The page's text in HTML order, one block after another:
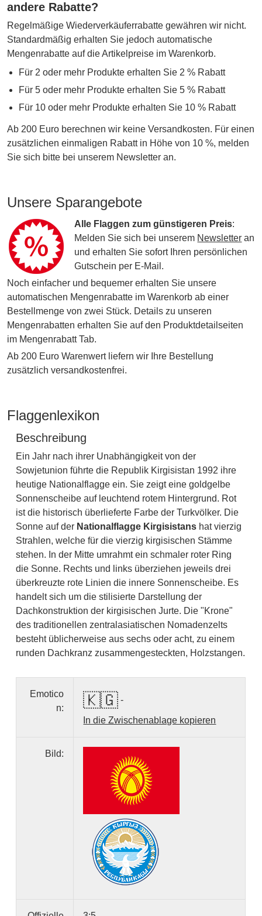
andere Rabatte?
Regelmäßige Wiederverkäuferrabatte gewähren wir nicht.
Standardmäßig erhalten Sie jedoch automatische
Mengenrabatte auf die Artikelpreise im Warenkorb.
Für 2 oder mehr Produkte erhalten Sie 2 % Rabatt
Für 5 oder mehr Produkte erhalten Sie 5 % Rabatt
Für 10 oder mehr Produkte erhalten Sie 10 % Rabatt
Ab 200 Euro berechnen wir keine Versandkosten. Für einen
zusätzlichen einmaligen Rabatt in Höhe von 10 %, melden
Sie sich bitte bei unserem Newsletter an.
Unsere Sparangebote
Alle Flaggen zum günstigeren Preis:
Melden Sie sich bei unserem Newsletter an
und erhalten Sie sofort Ihren persönlichen
Gutschein per E-Mail.
Noch einfacher und bequemer erhalten Sie unsere
automatischen Mengenrabatte im Warenkorb ab einer
Bestellmenge von zwei Stück. Details zu unseren
Mengenrabatten erhalten Sie auf den Produktdetailseiten
im Mengenrabatt Tab.
Ab 200 Euro Warenwert liefern wir Ihre Bestellung
zusätzlich versandkostenfrei.
Flaggenlexikon
Beschreibung
Ein Jahr nach ihrer Unabhängigkeit von der
Sowjetunion führte die Republik Kirgisistan 1992 ihre
heutige Nationalflagge ein. Sie zeigt eine goldgelbe
Sonnenscheibe auf leuchtend rotem Hintergrund. Rot
ist die historisch überlieferte Farbe der Turkvölker. Die
Sonne auf der Nationalflagge Kirgisistans hat vierzig
Strahlen, welche für die vierzig kirgisischen Stämme
stehen. In der Mitte umrahmt ein schmaler roter Ring
die Sonne. Rechts und links überziehen jeweils drei
überkreuzte rote Linien die innere Sonnenscheibe. Es
handelt sich um die stilisierte Darstellung der
Dachkonstruktion der kirgisischen Jurte. Die "Krone"
des traditionellen zentralasiatischen Nomadenzelts
besteht üblicherweise aus sechs oder acht, zu einem
runden Dachkranz zusammengesteckten, Holzstangen.
Emotico
n:
🇰🇬 -
In die Zwischenablage kopieren
Bild: